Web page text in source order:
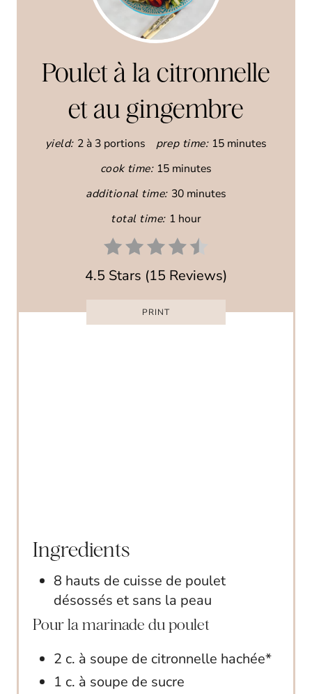
E
Poulet à la citronnelle
et au gingembre
yield: 2 à 3 portions prep time: 15 minutes
cook time: 15 minutes
additional time: 30 minutes
total time: 1 hour
4.5 Stars (15 Reviews)
PRINT
Ingredients
8 hauts de cuisse de poulet
désossés et sans la peau
Pour la marinade du poulet
2 c. à soupe de citronnelle hachée*
1 c. à soupe de sucre